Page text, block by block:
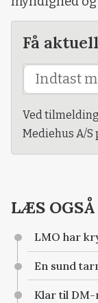
Få
Ved
Mediehus A/
LÆS OGSÅ
LMO har
En sund
Klar til